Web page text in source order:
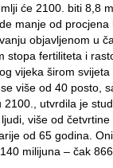
će 2100. biti 8,8
manje od procjena
objavljenom u
stopa fertiliteta i
vijeka širom
više od 40 posto,
2100., utvrdila je
više od četvrtine
od 65 godina.
milijuna – čak